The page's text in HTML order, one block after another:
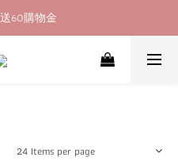
60購物金
60購物金
商取貨免運費
24 Items per page